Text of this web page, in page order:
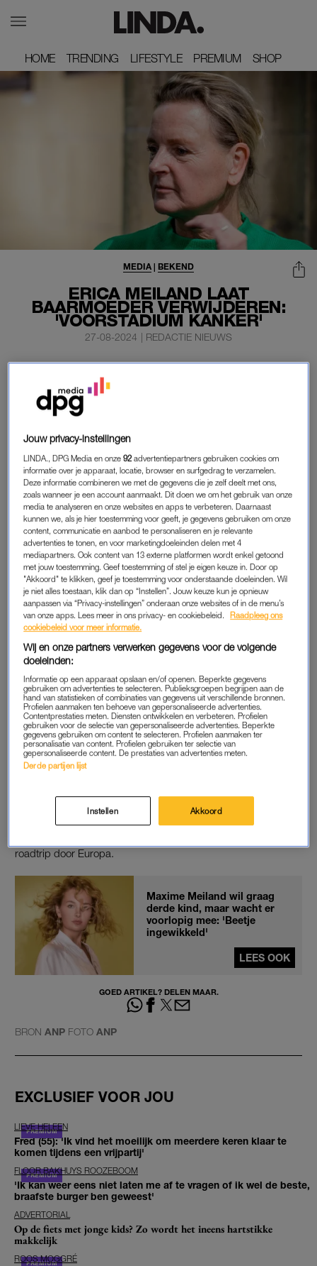
HOME
HOME TRENDING
TRENDING LIFESTYLE
LIFESTYLE PREMIUM
PREMIUM SHOP
SHOP
ERICA MEILAND LAAT
BAARMOEDER VERWIJDEREN:
'VOORSTADIUM KANKER'
MEDIA | BEKEND
27-08-2024 | REDACTIE NIEUWS
vastgesteld. Ze vertelde maandag in de uitzending van
Chateau Meiland: En route
geleden zijn afgerond, heeft de operatie inmiddels
plaatsgevonden, vertelt Meiland aan het ANP.
ERICA MEILAND
“Ik doe dus elke vijf jaar trouw mee aan het
bevolkingsonderzoek baarmoederhalskanker, dat doe ik m’n
hele leven al. Bij de laatste keer hebben ze dus iets gevonden.
Dat is onderzocht en dat bleek toch in ieder geval een
voorstadium van kanker”, verteltMeilandin het programma.
Volgens de realityster twijfelden de artsen of de randen van het
gezwel kwaadaardig waren. Daarom kreeg ze het advies haar
baarmoeder te laten verwijderen. “Dus dat gaat binnenkort
gebeuren”, aldus Meiland, die tijdens de opnames al wel wat
aan het idee gewend was. “Er gaat wel heel veel door je hoofd
natuurlijk, die hele machine gaat draaien.”
“Tussen de twee reizen heeft de operatie plaatsgevonden”,
aldus Renkema. “Mijn herstel is verrassend snel gegaan.” Voor
roadtrip door Europa.
Maxime Meiland wil graag
derde kind, maar wacht er
voorlopig mee: 'Beetje
ingewikkeld'
LEES OOK
GOED ARTIKEL? DELEN MAAR.
BRON ANP FOTO ANP
EXCLUSIEF VOOR JOU
LIEVE HELEEN
Fred (55): 'Ik vind het moeilijk om meerdere keren klaar te
komen tijdens een vrijpartij'
FLOOR BAKHUYS ROOZEBOOM
'Ik kan weer eens niet laten me af te vragen of ik wel de beste,
braafste burger ben geweest'
ADVERTORIAL
Op de fiets met jonge kids? Zo wordt het ineens hartstikke
makkelijk
ROOS MOGGRÉ
Jouw privacy-instellingen
LINDA., DPG Media en onze92 advertentiepartners gebruiken cookies om
informatie over je apparaat, locatie, browser en surfgedrag te verzamelen.
Deze informatie combineren we met de gegevens die je zelf deelt met ons,
zoals wanneer je een account aanmaakt. Dit doen we om het gebruik van onze
media te analyseren en onze websites en apps te verbeteren. Daarnaast
kunnen we, als je hier toestemming voor geeft, je gegevens gebruiken om onze
content, communicatie en aanbod te personaliseren en je relevante
advertenties te tonen, en voor marketingdoeleinden delen met 4
mediapartners. Ook content van 13 externe platformen wordt enkel getoond
met jouw toestemming. Geef toestemming of stel je eigen keuze in. Door op
"Akkoord" te klikken, geef je toestemming voor onderstaande doeleinden. Wil
je niet alles toestaan, klik dan op “Instellen”. Jouw keuze kun je opnieuw
aanpassen via “Privacy-instellingen” onderaan onze websites of in de menu’s
van onze apps. Lees meer in ons privacy- en cookiebeleid.
Raadpleeg ons
cookiebeleid voor meer informatie.
Wij en onze partners verwerken gegevens voor de volgende
doeleinden:
Informatie op een apparaat opslaan en/of openen. Beperkte gegevens
gebruiken om advertenties te selecteren. Publieksgroepen begrijpen aan de
hand van statistieken of combinaties van gegevens uit verschillende bronnen.
Profielen aanmaken ten behoeve van gepersonaliseerde advertenties.
Contentprestaties meten. Diensten ontwikkelen en verbeteren. Profielen
gebruiken voor de selectie van gepersonaliseerde advertenties. Beperkte
gegevens gebruiken om content te selecteren. Profielen aanmaken ter
personalisatie van content. Profielen gebruiken ter selectie van
gepersonaliseerde content. De prestaties van advertenties meten.
Derde partijen lijst
Instellen Akkoord